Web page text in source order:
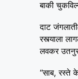
बाकी
दाट
रस्त्याला
लवकर
“साब, रस्ते